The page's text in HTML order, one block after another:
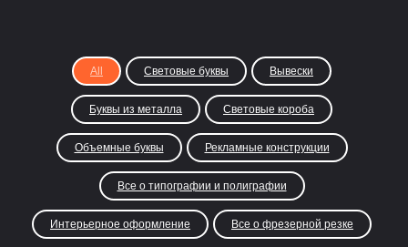
All Световые буквы Вывески
Буквы из металла Световые короба
Объемные буквы Рекламные конструкции
Все о типографии и полиграфии
Интерьерное оформление Все о фрезерной резке